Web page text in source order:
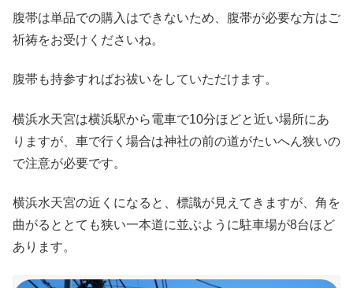
腹帯は単品での購入はできないため、腹帯が必要な方はご
祈祷をお受けくださいね。
腹帯も持参すればお祓いをしていただけます。
横浜水天宮は横浜駅から電車で10分ほどと近い場所にあ
りますが、車で行く場合は神社の前の道がたいへん狭いの
で注意が必要です。
横浜水天宮の近くになると、標識が見えてきますが、角を
曲がるととても狭い一本道に並ぶように駐車場が8台ほど
あります。